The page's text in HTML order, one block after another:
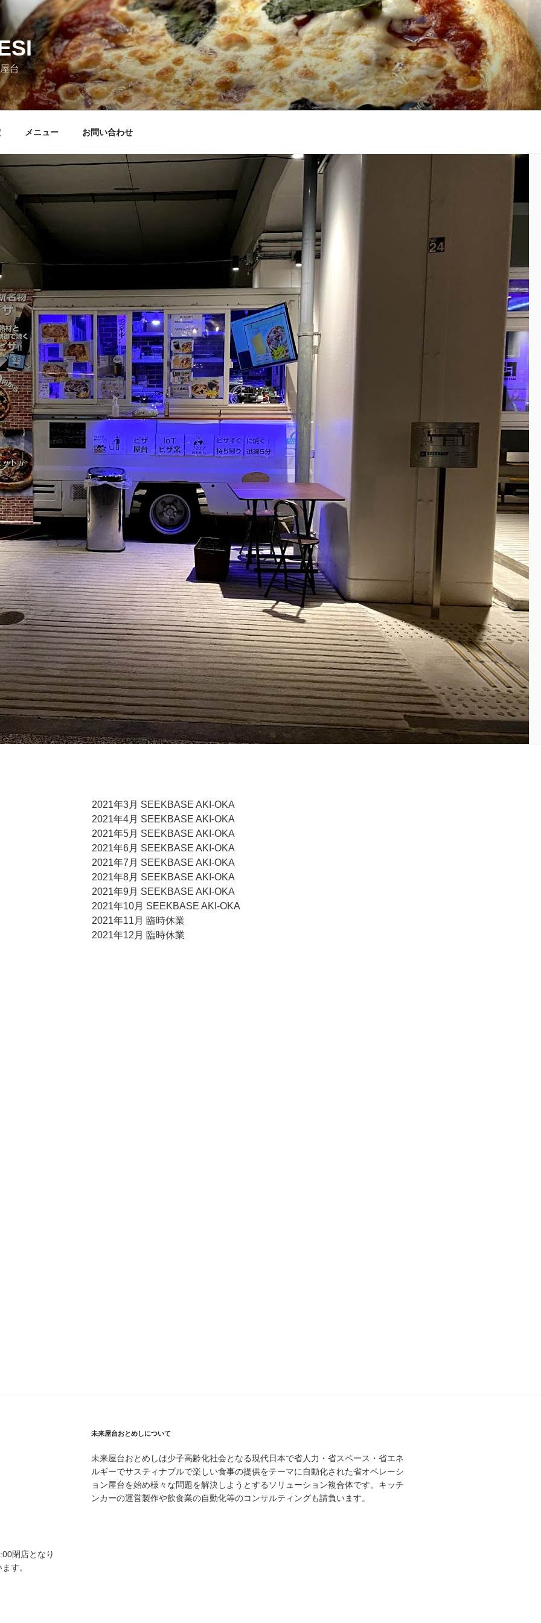
台
メニュー お問い合わせ
2021年3月 SEEKBASE AKI-OKA
2021年4月 SEEKBASE AKI-OKA
2021年5月 SEEKBASE AKI-OKA
2021年6月 SEEKBASE AKI-OKA
2021年7月 SEEKBASE AKI-OKA
2021年8月 SEEKBASE AKI-OKA
2021年9月 SEEKBASE AKI-OKA
2021年10月 SEEKBASE AKI-OKA
2021年11月 臨時休業
2021年12月 臨時休業
閉店となり
す。
未来屋台おとめしについて
未来屋台おとめしは少子高齢化社会となる現代日本で省人力・省スペース・省エネ
ルギーでサスティナブルで楽しい食事の提供をテーマに自動化された省オペレーシ
ョン屋台を始め様々な問題を解決しようとするソリューション複合体です。キッチ
ンカーの運営製作や飲食業の自動化等のコンサルティングも請負います。